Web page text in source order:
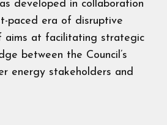
developed in collaboration
paced era of disruptive
aims at facilitating strategic
between the Council’s
energy stakeholders and